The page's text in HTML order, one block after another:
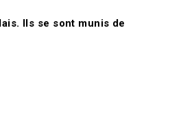
Ils se sont munis de